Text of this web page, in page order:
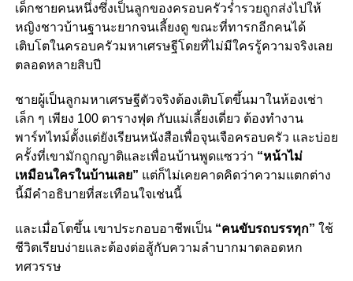
เด็กชายคนหนึ่งซึ่งเป็นลูกของครอบครัวร่ำรวยถูกส่งไปให้
หญิงชาวบ้านฐานะยากจนเลี้ยงดู ขณะที่ทารกอีกคนได้
เติบโตในครอบครัวมหาเศรษฐีโดยที่ไม่มีใครรู้ความจริงเลย
ตลอดหลายสิบปี
ชายผู้เป็นลูกมหาเศรษฐีตัวจริงต้องเติบโตขึ้นมาในห้องเช่า
เล็ก ๆ เพียง 100 ตารางฟุต กับแม่เลี้ยงเดี่ยว ต้องทำงาน
พาร์ทไทม์ตั้งแต่ยังเรียนหนังสือเพื่อจุนเจือครอบครัว และบ่อย
ครั้งที่เขามักถูกญาติและเพื่อนบ้านพูดแซวว่า “หน้าไม่
เหมือนใครในบ้านเลย” แต่ก็ไม่เคยคาดคิดว่าความแตกต่าง
นี้มีคำอธิบายที่สะเทือนใจเช่นนี้
และเมื่อโตขึ้น เขาประกอบอาชีพเป็น“คนขับรถบรรทุก” ใช้
ชีวิตเรียบง่ายและต้องต่อสู้กับความลำบากมาตลอดหก
ทศวรรษ